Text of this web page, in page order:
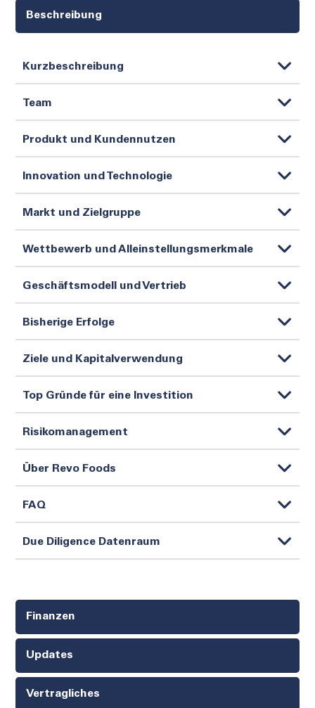
Beschreibung
Kurzbeschreibung
Team
Produkt und Kundennutzen
Innovation und Technologie
Markt und Zielgruppe
Wettbewerb und Alleinstellungsmerkmale
Geschäftsmodell und Vertrieb
Bisherige Erfolge
Ziele und Kapitalverwendung
Top Gründe für eine Investition
Risikomanagement
Über Revo Foods
FAQ
Due Diligence Datenraum
Finanzen
Updates
Vertragliches